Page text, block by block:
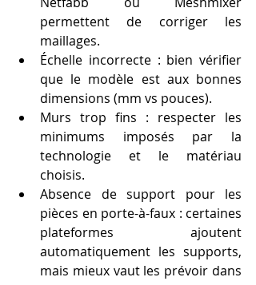
permettent de corriger les
maillages.
Échelle incorrecte : bien vérifier
que le modèle est aux bonnes
dimensions (mm vs pouces).
Murs trop fins : respecter les
minimums imposés par la
technologie et le matériau
choisis.
Absence de support pour les
pièces en porte-à-faux : certaines
plateformes ajoutent
automatiquement les supports,
mais mieux vaut les prévoir dans